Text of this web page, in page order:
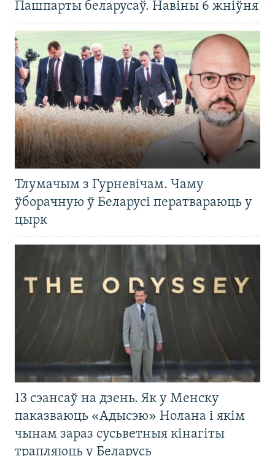
Пашпарты беларусаў. Навіны 6 жніўня
Тлумачым з Гурневічам. Чаму
ўборачную ў Беларусі ператвараюць у
цырк
13 сэансаў на дзень. Як у Менску
паказваюць «Адысэю» Нолана і якім
чынам зараз сусьветныя кінагіты
трапляюць у Беларусь